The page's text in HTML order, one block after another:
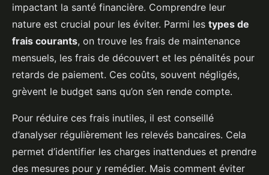
impactant la santé financière. Comprendre leur
nature est crucial pour les éviter. Parmi les types de
frais courants, on trouve les frais de maintenance
mensuels, les frais de découvert et les pénalités pour
retards de paiement. Ces coûts, souvent négligés,
grèvent le budget sans qu’on s’en rende compte.
Pour réduire ces frais inutiles, il est conseillé
d’analyser régulièrement les relevés bancaires. Cela
permet d’identifier les charges inattendues et prendre
des mesures pour y remédier. Mais comment éviter